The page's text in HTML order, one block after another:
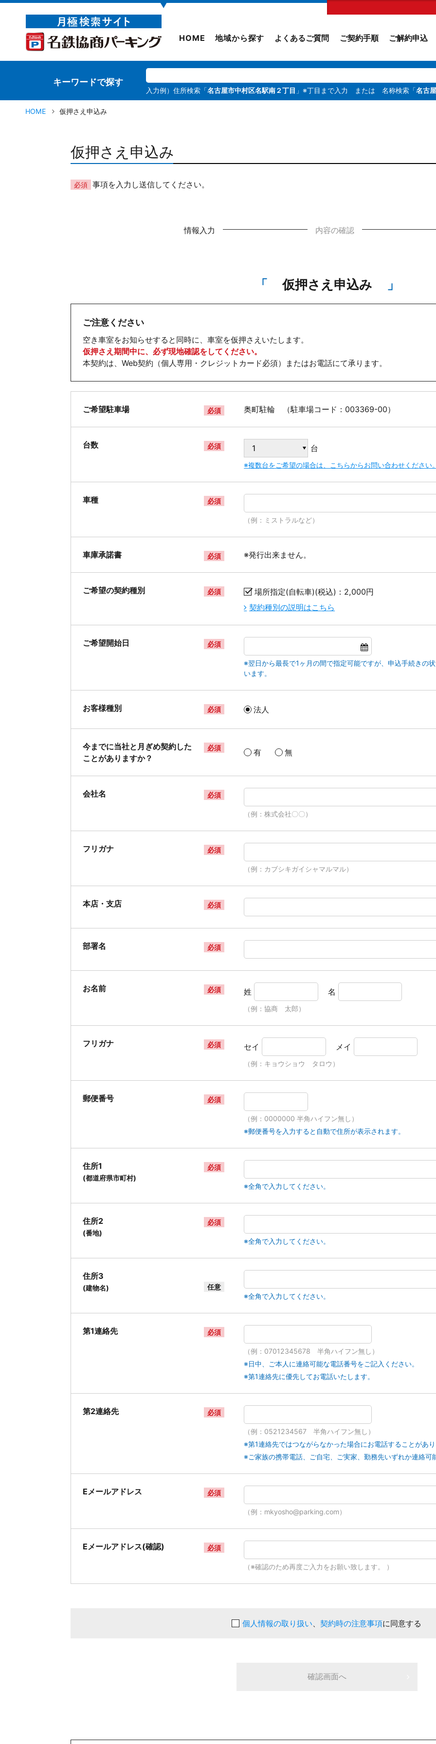
▼
HOME 地域から探す よくあるご質問 ご契約手順 ご解約申込
キーワードで探す
入力例）住所検索「名古屋市中村区名駅南２丁目 」※丁目まで入力 または 名称検索「名古
HOME 仮押さえ申込み
仮押さえ申込み
必須 事項を入力し送信してください。
情報入力 内容の確認
仮押さえ申込み
ご注意ください
空き車室をお知らせすると同時に、車室を仮押さえいたします。
仮押さえ期間中に、必ず現地確認をしてください。
本契約は、Web契約（個人専用・クレジットカード必須）またはお電話にて承ります。
ご希望駐車場 必須 奥町駐輪 （駐車場コード：003369-00）
台数 必須 台
※複数台をご希望の場合は、こちらからお問い合わせください
車種 必須
（例：ミストラルなど）
車庫承諾書 必須 ※発行出来ません。
ご希望の契約種別 必須
場所指定(自転車)(税込)：2,000円
契約種別の説明はこちら
ご希望開始日 必須
※翌日から最長で1ヶ月の間で指定可能ですが、申込手続きの
います。
お客様種別 必須 法人
今までに当社と月ぎめ契約した
ことがありますか？
必須 有 無
会社名 必須
（例：株式会社〇〇）
フリガナ 必須
（例：カブシキガイシャマルマル）
本店・支店 必須
部署名 必須
お名前 必須 姓 名
（例：協商 太郎）
フリガナ 必須 セイ メイ
（例：キョウショウ タロウ）
郵便番号 必須
（例：0000000 半角ハイフン無し）
※郵便番号を入力すると自動で住所が表示されます。
住所1
(都道府県市町村)
必須
※全角で入力してください。
住所2
(番地)
必須
※全角で入力してください。
住所3
(建物名)
任意
※全角で入力してください。
第1連絡先 必須
（例：07012345678 半角ハイフン無し）
※日中、ご本人に連絡可能な電話番号をご記入ください。
※第1連絡先に優先してお電話いたします。
第2連絡先 必須
（例：0521234567 半角ハイフン無し）
※第1連絡先ではつながらなかった場合にお電話することがあ
※ご家族の携帯電話、ご自宅、ご実家、勤務先いずれか連絡可
Eメールアドレス 必須
（例：mkyosho@parking.com）
Eメールアドレス(確認) 必須
（※確認のため再度ご入力をお願い致します。 ）
個人情報の取り扱い 契約時の注意事項に同意する